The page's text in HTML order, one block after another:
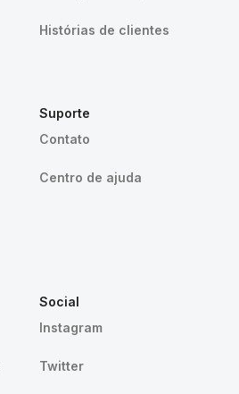
Histórias de clientes
Suporte
Contato
Centro de ajuda
Social
Instagram
Twitter